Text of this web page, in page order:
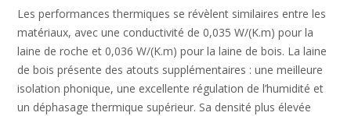
Les performances thermiques se révèlent similaires entre les
matériaux, avec une conductivité de 0,035 W/(K.m) pour la
laine de roche et 0,036 W/(K.m) pour la laine de bois. La laine
de bois présente des atouts supplémentaires : une meilleure
isolation phonique, une excellente régulation de l’humidité et
un déphasage thermique supérieur. Sa densité plus élevée